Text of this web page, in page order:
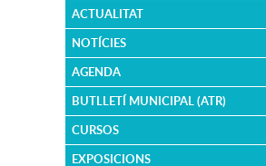
ACTUALITAT
NOTÍCIES
AGENDA
BUTLLETÍ MUNICIPAL (ATR)
CURSOS
EXPOSICIONS